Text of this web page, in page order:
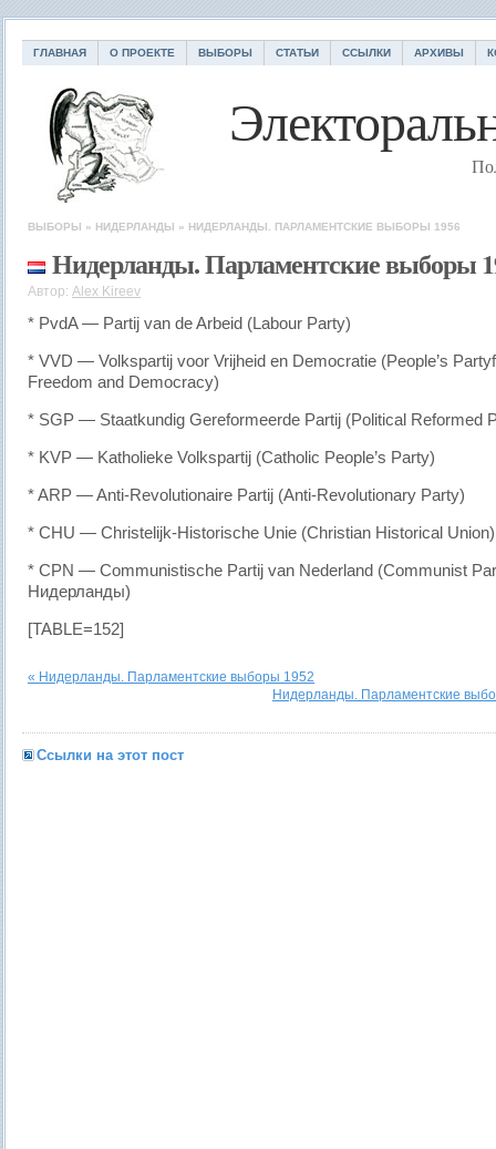
ГЛАВНАЯ О ПРОЕКТЕ ВЫБОРЫ СТАТЬИ ССЫЛКИ АРХИВЫ
ВЫБОРЫ » НИДЕРЛАНДЫ » НИДЕРЛАНДЫ. ПАРЛАМЕНТСКИЕ ВЫБОРЫ 1956
Нидерланды. Парламентские выборы
Автор: Alex Kireev
* PvdA — Partij van de Arbeid (Labour Party)
* VVD — Volkspartij voor Vrijheid en Democratie (People’s
Freedom and Democracy)
* SGP — Staatkundig Gereformeerde Partij (Political Reformed
* KVP — Katholieke Volkspartij (Catholic People’s Party)
* ARP — Anti-Revolutionaire Partij (Anti-Revolutionary Party)
* CHU — Christelijk-Historische Unie (Christian Historical Union)
* CPN — Communistische Partij van Nederland (Communist
Нидерланды)
[TABLE=152]
« Нидерланды. Парламентские выборы 1952
Нидерланды. Парламентские
Ссылки на этот пост